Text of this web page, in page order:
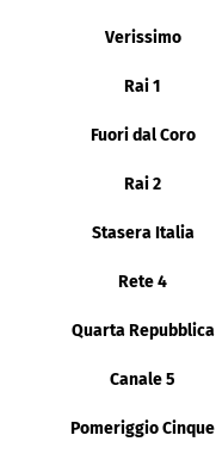
Verissimo
Rai 1
Fuori dal Coro
Rai 2
Stasera Italia
Rete 4
Quarta Repubblica
Canale 5
Pomeriggio Cinque